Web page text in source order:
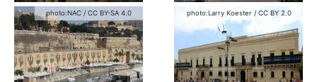
photo:NAC / CC BY-SA 4.0 photo:Larry Koester / CC BY 2.0